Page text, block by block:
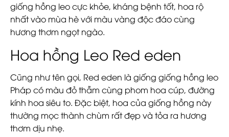
giống hồng leo cực khỏe, kháng bệnh tốt, hoa rộ
nhất vào mùa hè với màu vàng độc đáo cùng
hương thơm ngọt ngào.
Hoa hồng Leo Red eden
Cũng như tên gọi, Red eden là giống giống hồng leo
Pháp có màu đỏ thẫm cùng phom hoa cúp, đường
kính hoa siêu to. Đặc biệt, hoa của giống hồng này
thường mọc thành chùm rất đẹp và tỏa ra hương
thơm dịu nhẹ.